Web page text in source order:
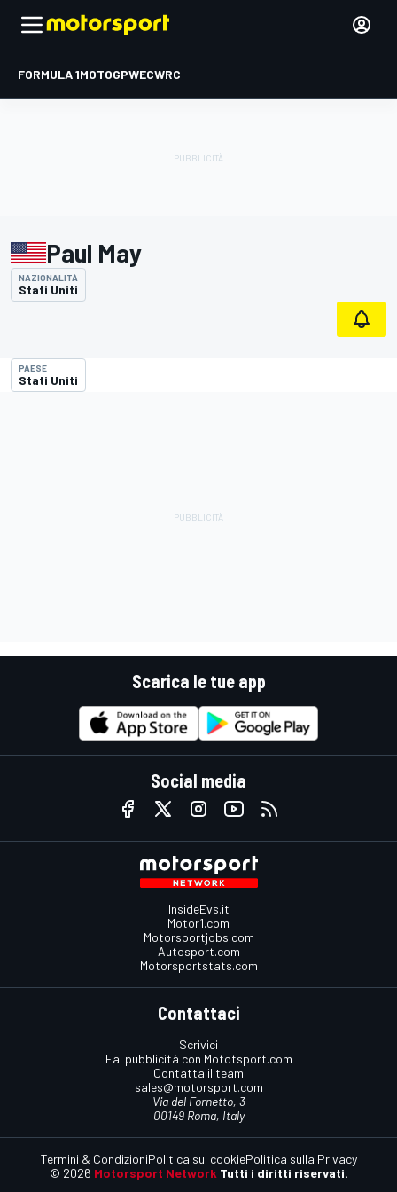
FORMULA 1MOTOGPWECWRC
Paul May
NAZIONALITÀ
Stati Uniti
PAESE
Stati Uniti
Scarica le tue app
Social media
InsideEvs.it
Motor1.com
Motorsportjobs.com
Autosport.com
Motorsportstats.com
Contattaci
Scrivici
Fai pubblicità con Mototsport.com
Contatta il team
sales@motorsport.com
Via del Fornetto, 3
00149 Roma, Italy
© 2026 Motorsport Network Tutti i diritti riservati.
Termini & CondizioniPolitica sui cookiePolitica sulla Privacy